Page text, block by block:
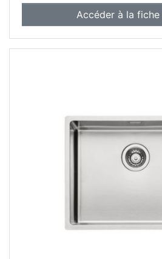
Accéder à la